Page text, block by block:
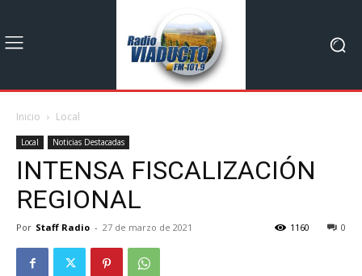
Inicio Local
Local Noticias Destacadas
INTENSA FISCALIZACIÓN
REGIONAL
Por Staff Radio - 27 de marzo de 2021 0
1160